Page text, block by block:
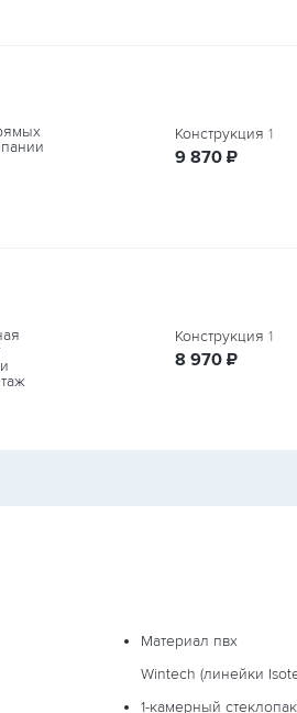
Конструкция 1
9 870 руб.
₽
Конструкция 1
8 970 руб.
₽
Материал пвх
Wintech (линейки
1-камерный